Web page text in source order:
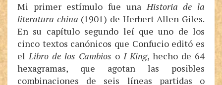
Mi primer estímulo fue unaHistoria de la
literatura china (1901) de Herbert Allen Giles.
En su capítulo segundo leí que uno de los
cinco textos canónicos que Confucio editó es
elLibro de los Cambios o I King, hecho de 64
hexagramas, que agotan las posibles
combinaciones de seis líneas partidas o